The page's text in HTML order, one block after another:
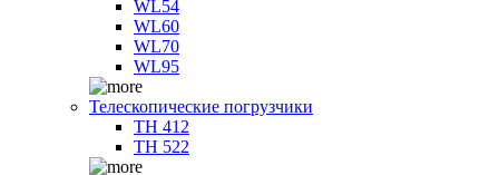
WL54
WL60
WL70
WL95
Телескопические погрузчики
TH 412
TH 522